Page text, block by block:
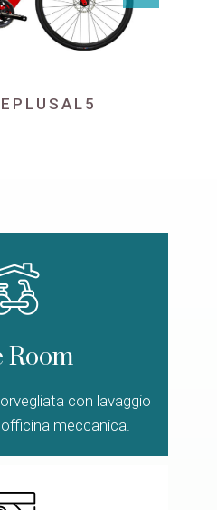
Room
con lavaggio
meccanica.